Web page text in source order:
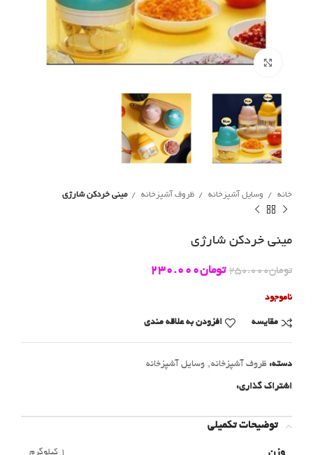
برای بزرگنمایی کلیک کنید
خانه وسایل آشپزخانه ظروف آشپزخانه مینی خردکن شارژی
مینی خردکن شارژی
تومان250.000 تومان230.000
ناموجود
مقايسه افزودن به علاقه مندی
دسته: ظروف آشپزخانه, وسایل آشپزخانه
اشتراک گذاری:
توضیحات تکمیلی
1 کیلوگرم